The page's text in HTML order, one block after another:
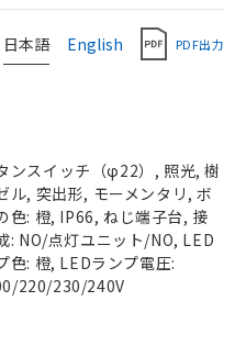
日本語 English PDF出力
ンスイッチ（φ22）, 照光, 樹
ル, 突出形, モーメンタリ, ボ
色: 橙, IP66, ねじ端子台, 接
: NO/点灯ユニット/NO, LED
色: 橙, LEDランプ電圧:
220/230/240V